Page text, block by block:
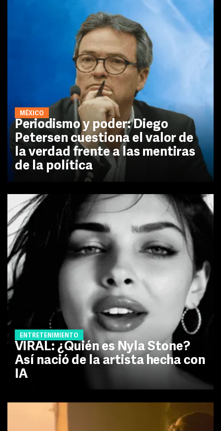
MÉXICO
Periodismo y poder: Diego
Petersen cuestiona el valor de
la verdad frente a las mentiras
de la política
ENTRETENIMIENTO
VIRAL: ¿Quién es Nyla Stone?
Así nació de la artista hecha con
IA